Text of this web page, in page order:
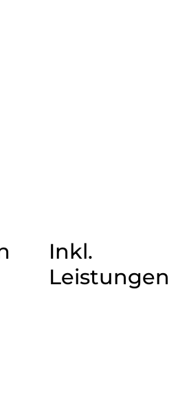
Inkl.
Leistungen